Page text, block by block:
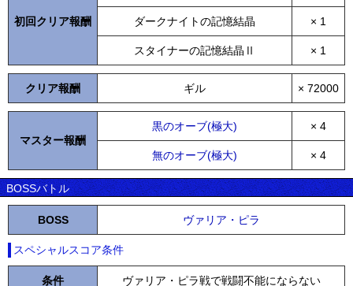
初回クリア報酬 ダークナイトの記憶結晶 × 1
スタイナーの記憶結晶Ⅱ × 1
クリア報酬 ギル × 72000
マスター報酬
黒のオーブ(極大) × 4
無のオーブ(極大) × 4
BOSSバトル
BOSS ヴァリア・ピラ
スペシャルスコア条件
条件 ヴァリア・ピラ戦で戦闘不能にならない